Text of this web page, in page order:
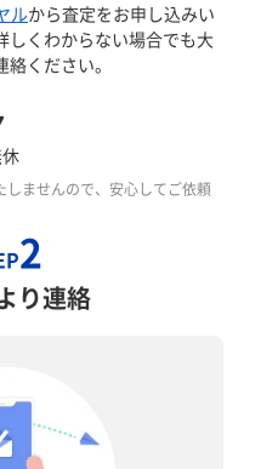
ルから査定をお申し込みい
しくわからない場合でも大
ください。
ませんので、安心してご依頼
2
り連絡